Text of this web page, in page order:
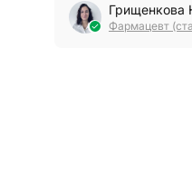
Грищенкова
Фармацевт